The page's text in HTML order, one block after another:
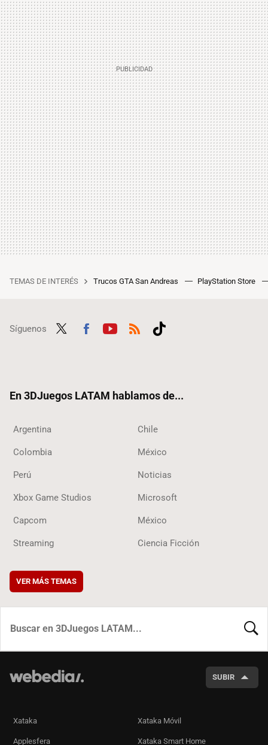
TEMAS DE INTERÉS Trucos GTA San Andreas PlayStation Store
Síguenos
En 3DJuegos LATAM hablamos de...
Argentina Chile
Colombia México
Perú Noticias
Xbox Game Studios Microsoft
Capcom México
Streaming Ciencia Ficción
VER MÁS TEMAS
SUBIR
Xataka Xataka Móvil
Applesfera Xataka Smart Home